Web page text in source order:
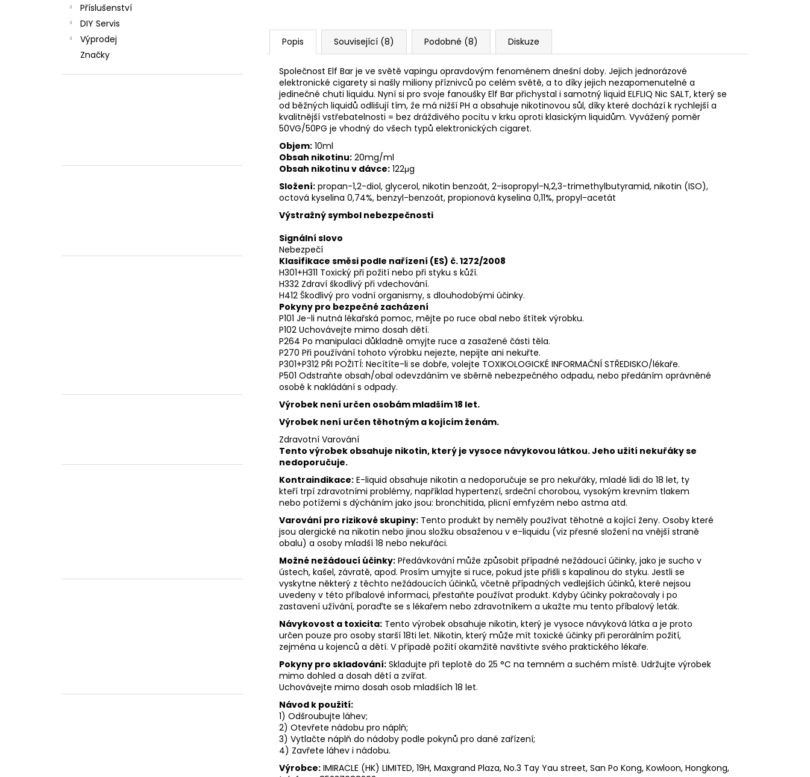
Příslušenství
DIY Servis
Výprodej
Značky
Popis Související (8) Podobné (8) Diskuze
Společnost Elf Bar je ve světě vapingu opravdovým fenoménem dnešní doby. Jejich jednorázové
elektronické cigarety si našly miliony příznivců po celém světě, a to díky jejich nezapomenutelné a
jedinečné chuti liquidu. Nyní si pro svoje fanoušky Elf Bar přichystal i samotný liquid ELFLIQ Nic SALT, který se
od běžných liquidů odlišují tím, že má nižší PH a obsahuje nikotinovou sůl, díky které dochází k rychlejší a
kvalitnější vstřebatelnosti = bez dráždivého pocitu v krku oproti klasickým liquidům. Vyvážený poměr
50VG/50PG je vhodný do všech typů elektronických cigaret.
Objem: 10ml
Obsah nikotinu: 20mg/ml
Obsah nikotinu v dávce: 122μg
Složení: propan-1,2-diol, glycerol, nikotin benzoát, 2-isopropyl-N,2,3-trimethylbutyramid, nikotin (ISO),
octová kyselina 0,74%, benzyl-benzoát, propionová kyselina 0,11%, propyl-acetát
Výstražný symbol nebezpečnosti
Signální slovo
Nebezpečí
Klasifikace směsi podle nařízení (ES) č. 1272/2008
H301+H311 Toxický při požití nebo při styku s kůží.
H332 Zdraví škodlivý při vdechování.
H412 Škodlivý pro vodní organismy, s dlouhodobými účinky.
Pokyny pro bezpečné zacházení
P101 Je-li nutná lékařská pomoc, mějte po ruce obal nebo štítek výrobku.
P102 Uchovávejte mimo dosah dětí.
P264 Po manipulaci důkladně omyjte ruce a zasažené části těla.
P270 Při používání tohoto výrobku nejezte, nepijte ani nekuřte.
P301+P312 PŘI POŽITÍ: Necítíte-li se dobře, volejte TOXIKOLOGICKÉ INFORMAČNÍ STŘEDISKO/lékaře.
P501 Odstraňte obsah/obal odevzdáním ve sběrně nebezpečného odpadu, nebo předáním oprávněné
osobě k nakládání s odpady.
Výrobek není určen osobám mladším 18 let.
Výrobek není určen těhotným a kojícím ženám.
Zdravotní Varování
Tento výrobek obsahuje nikotin, který je vysoce návykovou látkou. Jeho užití nekuřáky se
nedoporučuje.
Kontraindikace: E-liquid obsahuje nikotin a nedoporučuje se pro nekuřáky, mladé lidi do 18 let, ty
kteří trpí zdravotními problémy, například hypertenzí, srdeční chorobou, vysokým krevním tlakem
nebo potížemi s dýcháním jako jsou: bronchitida, plicní emfyzém nebo astma atd.
Varování pro rizikové skupiny: Tento produkt by neměly používat těhotné a kojící ženy. Osoby které
jsou alergické na nikotin nebo jinou složku obsaženou v e-liquidu (viz přesné složení na vnější straně
obalu) a osoby mladší 18 nebo nekuřáci.
Možné nežádoucí účinky: Předávkování může způsobit případné nežádoucí účinky, jako je sucho v
ústech, kašel, závratě, apod. Prosím umyjte si ruce, pokud jste přišli s kapalinou do styku. Jestli se
vyskytne některý z těchto nežádoucích účinků, včetně případných vedlejších účinků, které nejsou
uvedeny v této příbalové informaci, přestaňte používat produkt. Kdyby účinky pokračovaly i po
zastavení užívání, poraďte se s lékařem nebo zdravotníkem a ukažte mu tento příbalový leták.
Návykovost a toxicita: Tento výrobek obsahuje nikotin, který je vysoce návyková látka a je proto
určen pouze pro osoby starší 18ti let. Nikotin, který může mít toxické účinky při perorálním požití,
zejména u kojenců a dětí. V případě požití okamžitě navštivte svého praktického lékaře.
Pokyny pro skladování: Skladujte při teplotě do 25 °C na temném a suchém místě. Udržujte výrobek
mimo dohled a dosah dětí a zvířat.
Uchovávejte mimo dosah osob mladších 18 let.
Návod k použití:
1) Odšroubujte láhev;
2) Otevřete nádobu pro náplň;
3) Vytlačte náplň do nádoby podle pokynů pro dané zařízení;
4) Zavřete láhev i nádobu.
Výrobce: IMIRACLE (HK) LIMITED, 19H, Maxgrand Plaza, No.3 Tay Yau street, San Po Kong, Kowloon, Hongkong,